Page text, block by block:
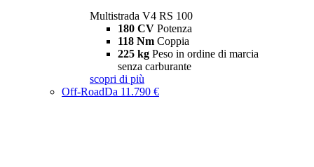
Multistrada V4 RS 100
180 CV Potenza
118 Nm Coppia
225 kg Peso in ordine di marcia
senza carburante
scopri di più
Off-RoadDa 11.790 €